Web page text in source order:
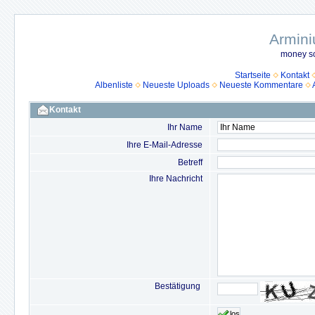
money
Startseite
Kontakt
Albenliste
Neueste Uploads Neueste Kommentare
Kontakt
Ihr Name
Ihre E-Mail-Adresse
Betreff
Ihre Nachricht
Bestätigung